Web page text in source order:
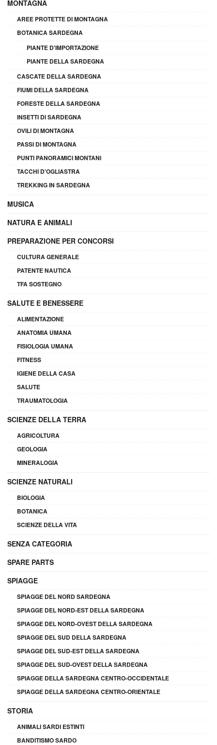
MONTAGNA
AREE PROTETTE DI MONTAGNA
BOTANICA SARDEGNA
PIANTE D'IMPORTAZIONE
PIANTE DELLA SARDEGNA
CASCATE DELLA SARDEGNA
FIUMI DELLA SARDEGNA
FORESTE DELLA SARDEGNA
INSETTI DI SARDEGNA
OVILI DI MONTAGNA
PASSI DI MONTAGNA
PUNTI PANORAMICI MONTANI
TACCHI D'OGLIASTRA
TREKKING IN SARDEGNA
MUSICA
NATURA E ANIMALI
PREPARAZIONE PER CONCORSI
CULTURA GENERALE
PATENTE NAUTICA
TFA SOSTEGNO
SALUTE E BENESSERE
ALIMENTAZIONE
ANATOMIA UMANA
FISIOLOGIA UMANA
FITNESS
IGIENE DELLA CASA
SALUTE
TRAUMATOLOGIA
SCIENZE DELLA TERRA
AGRICOLTURA
GEOLOGIA
MINERALOGIA
SCIENZE NATURALI
BIOLOGIA
BOTANICA
SCIENZE DELLA VITA
SENZA CATEGORIA
SPARE PARTS
SPIAGGE
SPIAGGE DEL NORD SARDEGNA
SPIAGGE DEL NORD-EST DELLA SARDEGNA
SPIAGGE DEL NORD-OVEST DELLA SARDEGNA
SPIAGGE DEL SUD DELLA SARDEGNA
SPIAGGE DEL SUD-EST DELLA SARDEGNA
SPIAGGE DEL SUD-OVEST DELLA SARDEGNA
SPIAGGE DELLA SARDEGNA CENTRO-OCCIDENTALE
SPIAGGE DELLA SARDEGNA CENTRO-ORIENTALE
STORIA
ANIMALI SARDI ESTINTI
BANDITISMO SARDO